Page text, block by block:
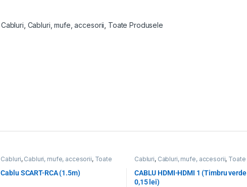
Cabluri Cabluri, mufe, accesorii Toate Produsele
Cabluri, Cabluri, mufe, accesorii, Toate
Cablu SCART-RCA (1.5m)
Cabluri, Cabluri, mufe, accesorii, Toate
CABLU HDMI-HDMI 1 (Timbru verde
0,15 lei)